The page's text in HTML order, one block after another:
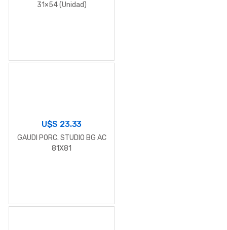
31×54 (Unidad)
U$S 23.33
GAUDI PORC. STUDIO BG AC
81X81